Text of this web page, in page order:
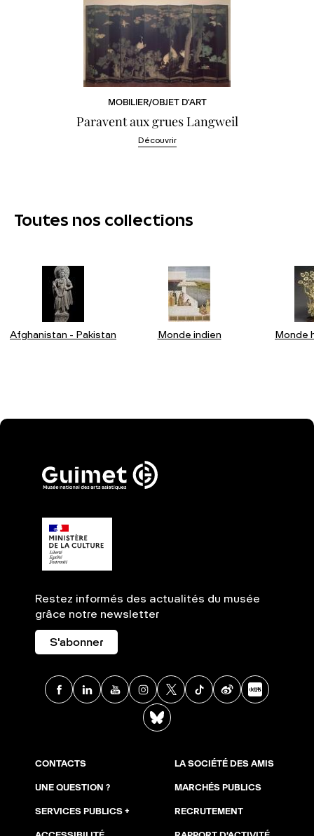
MOBILIER/OBJET D'ART
Paravent aux grues Langweil
Découvrir
Toutes nos collections
Afghanistan - Pakistan Monde indien Monde
Restez informés des actualités du musée
grâce notre newsletter
S'abonner
Facebook
LinkedinYoutubeInstagram
X TikTokWeibo
CONTACTS
UNE QUESTION ?
SERVICES PUBLICS +
LA SOCIÉTÉ DES AMIS
MARCHÉS PUBLICS
RECRUTEMENT